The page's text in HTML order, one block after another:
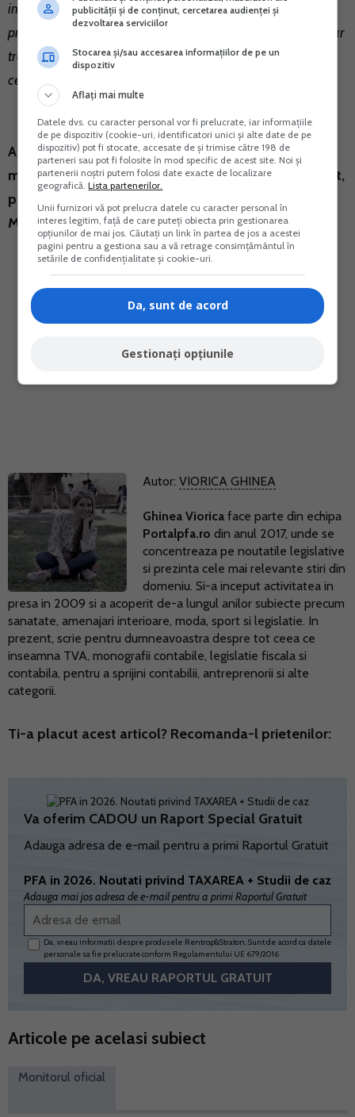
important decat al intreprinderilor mici si mijlocii. In plus,
principiul constitutional al garantarii libertatii economice ar
trebui sa conduca la restrictii legislative tot mai putine in
ceea ce priveste activitatile economice licite”.
Acest proiectul de lege nu a intrat in vigoare
momentan. Mai trebuie sa fie adoptat de Parlament,
promulgat de presedinte si apoi publicat in
Monitorul Oficial.
Autor: VIORICA GHINEA
Ghinea Viorica face parte din echipa
Portalpfa.ro din anul 2017, unde se
concentreaza pe noutatile legislative
si prezinta cele mai relevante stiri din
domeniu. Si-a inceput activitatea in
presa in 2009 si a acoperit de-a lungul anilor subiecte precum
sanatate, amenajari interioare, moda, sport si legislatie. In
prezent, scrie pentru dumneavoastra despre tot ceea ce
inseamna TVA, monografii contabile, legislatie fiscala si
contabila, pentru a sprijini contabilii, antreprenorii si alte
categorii.
Ti-a placut acest articol? Recomanda-l prietenilor:
Va oferim CADOU un Raport Special Gratuit
Adauga adresa de e-mail pentru a primi Raportul Gratuit
PFA in 2026. Noutati privind TAXAREA + Studii de caz
Adauga mai jos adresa de e-mail pentru a primi Raportul Gratuit
Da, vreau informatii despre produsele Rentrop&Straton. Sunt de acord ca datele
personale sa fie prelucrate conform Regulamentului UE 679/2016
Articole pe acelasi subiect
Monitorul oficial
publicității și de conținut, cercetarea audienței și
dezvoltarea serviciilor
Stocarea și/sau accesarea informațiilor de pe un
dispozitiv
Aflați mai multe
Datele dvs. cu caracter personal vor fi prelucrate, iar informațiile
de pe dispozitiv (cookie-uri, identificatori unici și alte date de pe
dispozitiv) pot fi stocate, accesate de și trimise către 198 de
parteneri sau pot fi folosite în mod specific de acest site. Noi și
partenerii noștri putem folosi date exacte de localizare
geografică.Lista partenerilor.
Unii furnizori vă pot prelucra datele cu caracter personal în
interes legitim, față de care puteți obiecta prin gestionarea
opțiunilor de mai jos. Căutați un link în partea de jos a acestei
pagini pentru a gestiona sau a vă retrage consimțământul în
setările de confidențialitate și cookie-uri.
Da, sunt de acord
Gestionați opțiunile